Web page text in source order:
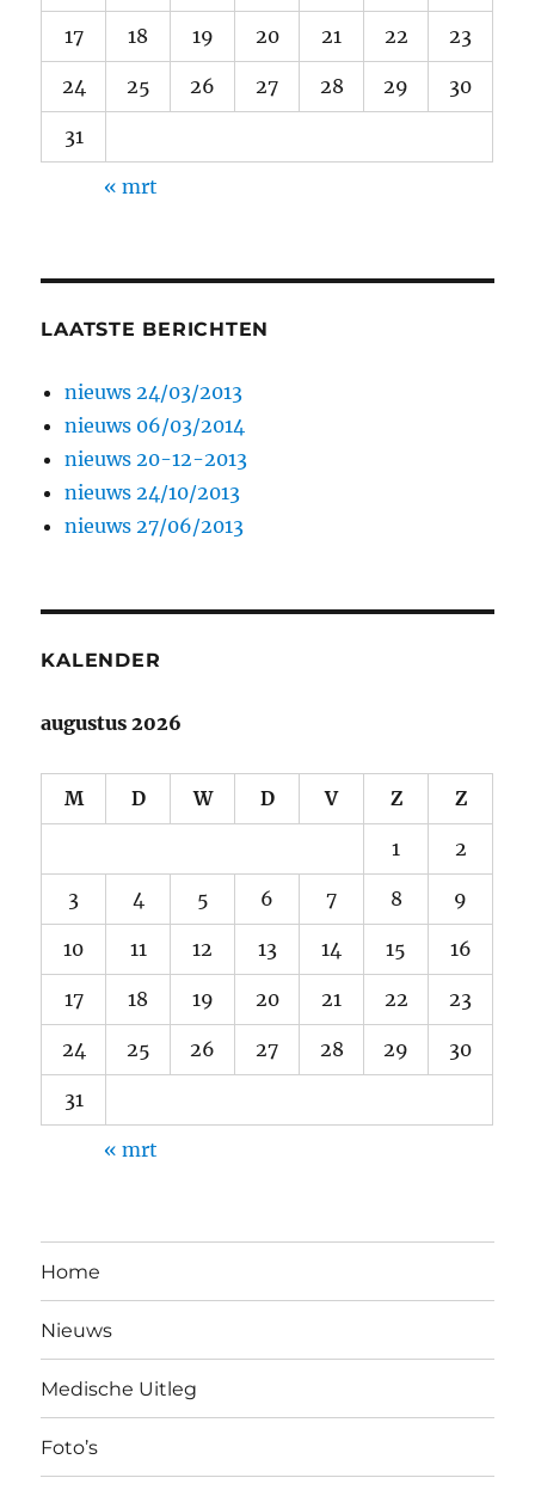
17 18 19 20 21 22 23
24 25 26 27 28 29 30
31
« mrt
LAATSTE BERICHTEN
nieuws 24/03/2013
nieuws 06/03/2014
nieuws 20-12-2013
nieuws 24/10/2013
nieuws 27/06/2013
KALENDER
augustus 2026
M D W D V Z Z
1 2
3 4 5 6 7 8 9
10 11 12 13 14 15 16
17 18 19 20 21 22 23
24 25 26 27 28 29 30
31
« mrt
Home
Nieuws
Medische Uitleg
Foto’s